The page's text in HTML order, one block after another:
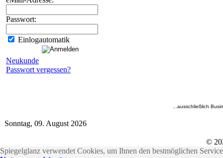
Passwort:
Einlogautomatik
Neukunde
Passwort vergessen?
...ausschließlich
Sonntag, 09. August 2026
©
Spiegelglanz verwendet Cookies, um Ihnen den bestmöglichen